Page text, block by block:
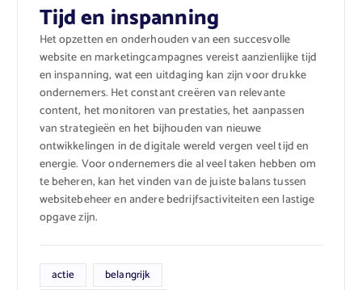
Tijd en inspanning
Het opzetten en onderhouden van een succesvolle
website en marketingcampagnes vereist aanzienlijke tijd
en inspanning, wat een uitdaging kan zijn voor drukke
ondernemers. Het constant creëren van relevante
content, het monitoren van prestaties, het aanpassen
van strategieën en het bijhouden van nieuwe
ontwikkelingen in de digitale wereld vergen veel tijd en
energie. Voor ondernemers die al veel taken hebben om
te beheren, kan het vinden van de juiste balans tussen
websitebeheer en andere bedrijfsactiviteiten een lastige
opgave zijn.
actie
belangrijk